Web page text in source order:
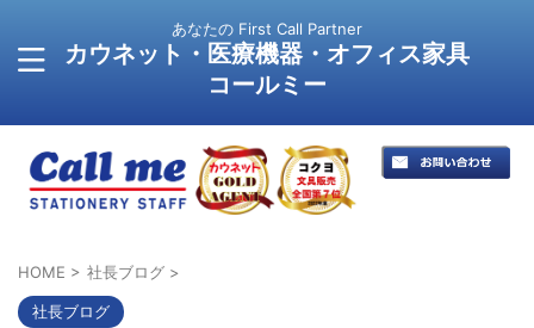
あなたの First Call Partner
カウネット・医療機器・オフィス家具
コールミー
HOME > 社長ブログ >
社長ブログ